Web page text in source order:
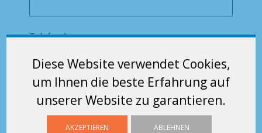
Diese Website verwendet Cookies,
um Ihnen die beste Erfahrung auf
unserer Website zu garantieren.
AKZEPTIEREN ABLEHNEN
Telefon * :
Produktpalette * :